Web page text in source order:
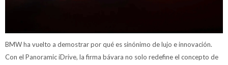
BMW ha vuelto a demostrar por qué es sinónimo de lujo e innovación.
Con el Panoramic iDrive, la firma bávara no solo redefine el concepto de